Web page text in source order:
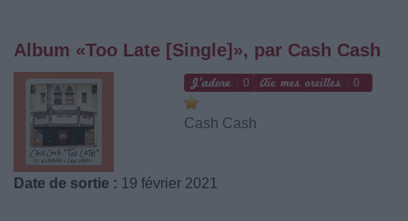
Album «Too Late [Single]», par Cash Cash
0 0
Cash Cash
Date de sortie : 19 février 2021